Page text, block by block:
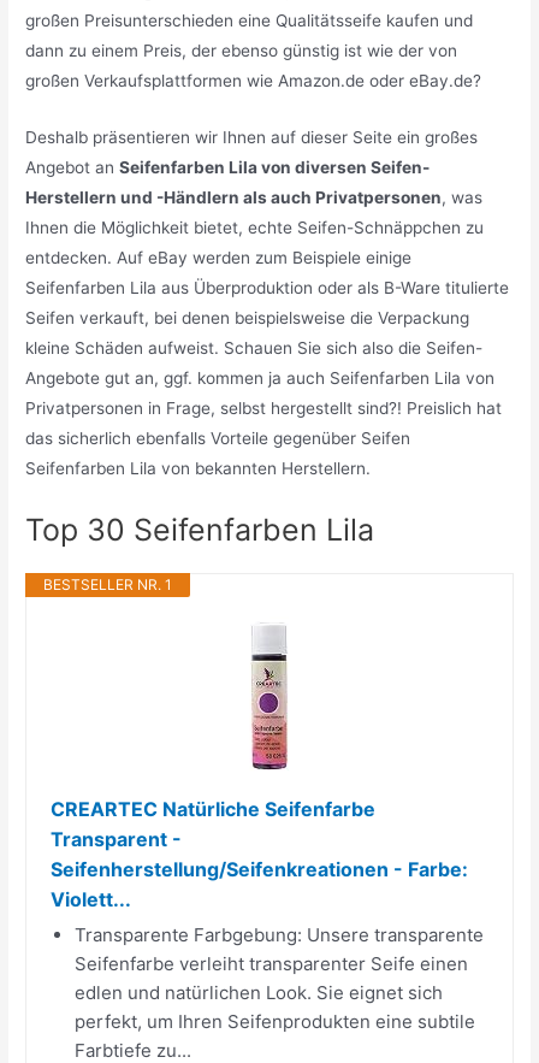
großen Preisunterschieden eine Qualitätsseife kaufen und
dann zu einem Preis, der ebenso günstig ist wie der von
großen Verkaufsplattformen wie Amazon.de oder eBay.de?
Deshalb präsentieren wir Ihnen auf dieser Seite ein großes
Angebot anSeifenfarben Lila von diversen Seifen-
Herstellern und -Händlern als auch Privatpersonen, was
Ihnen die Möglichkeit bietet, echte Seifen-Schnäppchen zu
entdecken. Auf eBay werden zum Beispiele einige
Seifenfarben Lila aus Überproduktion oder als B-Ware titulierte
Seifen verkauft, bei denen beispielsweise die Verpackung
kleine Schäden aufweist. Schauen Sie sich also die Seifen-
Angebote gut an, ggf. kommen ja auch Seifenfarben Lila von
Privatpersonen in Frage, selbst hergestellt sind?! Preislich hat
das sicherlich ebenfalls Vorteile gegenüber Seifen
Seifenfarben Lila von bekannten Herstellern.
Top 30 Seifenfarben Lila
BESTSELLER NR. 1
CREARTEC Natürliche Seifenfarbe
Transparent -
Seifenherstellung/Seifenkreationen - Farbe:
Violett...
Transparente Farbgebung: Unsere transparente
Seifenfarbe verleiht transparenter Seife einen
edlen und natürlichen Look. Sie eignet sich
perfekt, um Ihren Seifenprodukten eine subtile
Farbtiefe zu...